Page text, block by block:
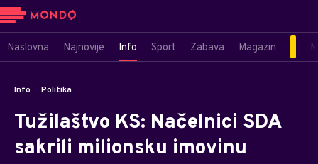
Naslovna Najnovije Info Sport Zabava Magazin
Info Politika
Tužilaštvo KS: Načelnici SDA
sakrili milionsku imovinu